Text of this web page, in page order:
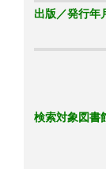
出版／発行年
検索対象図書